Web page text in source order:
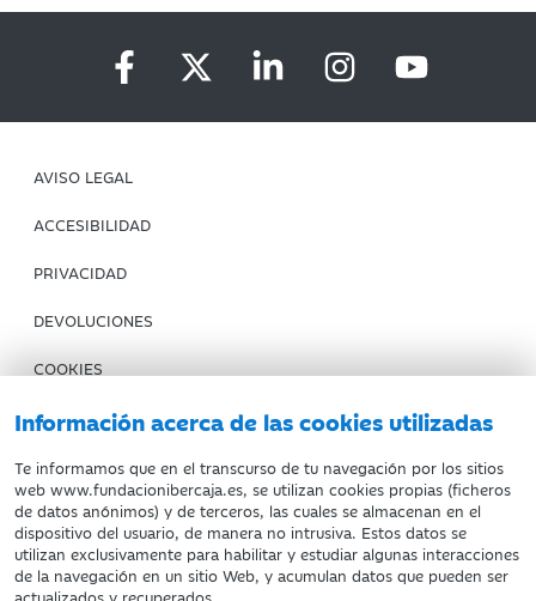
Información acerca de las cookies utilizadas
Te informamos que en el transcurso de tu navegación por los sitios
web www.fundacionibercaja.es, se utilizan cookies propias (ficheros
de datos anónimos) y de terceros, las cuales se almacenan en el
dispositivo del usuario, de manera no intrusiva. Estos datos se
utilizan exclusivamente para habilitar y estudiar algunas interacciones
de la navegación en un sitio Web, y acumulan datos que pueden ser
actualizados y recuperados.
AVISO LEGAL
ACCESIBILIDAD
PRIVACIDAD
DEVOLUCIONES
COOKIES
CONDICIONES DE COMPRA
IBERCAJA BANCO
Fundación Bancaria Ibercaja. C.I.F. G-50000652.
Inscrita en el Registro de Fundaciones del Mº de Educación,
Cultura y Deporte con el nº 1689.